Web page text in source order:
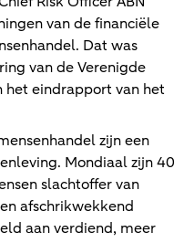
van de financiële
Dat was
van de Verenigde
het eindrapport van het
zijn een
Mondiaal zijn 40
slachtoffer van
afschrikwekkend
aan verdiend, meer